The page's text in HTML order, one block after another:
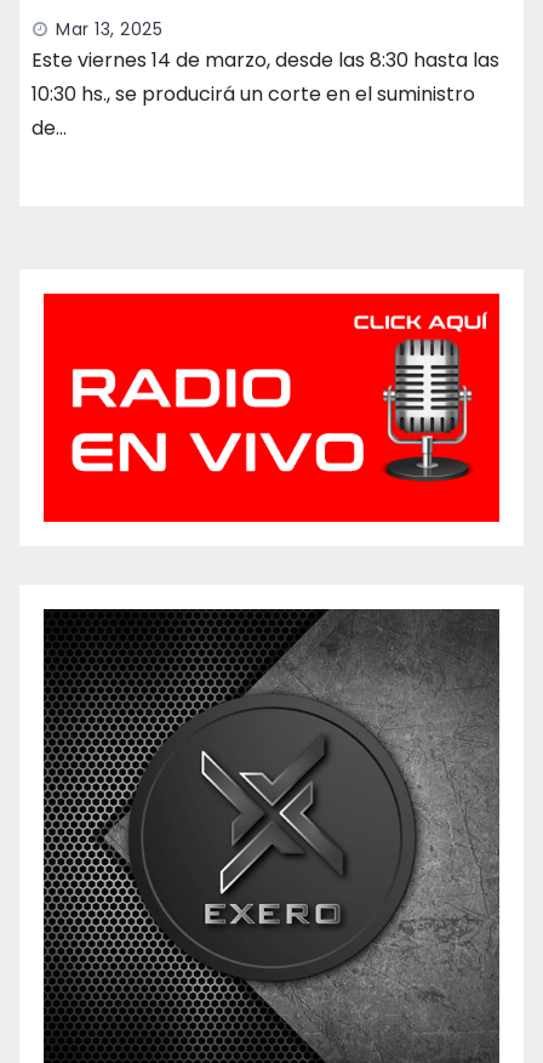
Mar 13, 2025
Este viernes 14 de marzo, desde las 8:30 hasta las
10:30 hs., se producirá un corte en el suministro
de…